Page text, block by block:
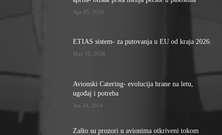
Apr 05, 2026
ETIAS sistem- za putovanja u EU od kraja 2026.
May 10, 2026
Avionski Catering- evolucija hrane na letu,
ugođaj i potreba
Jun 14, 2024
Zašto su prozori u avionima otkriveni tokom